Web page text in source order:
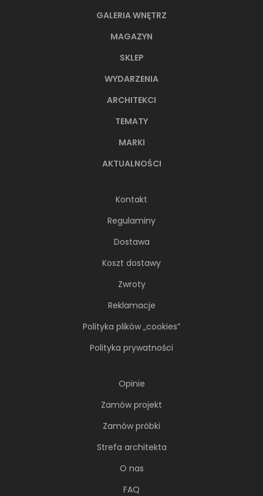
GALERIA WNĘTRZ
MAGAZYN
SKLEP
WYDARZENIA
ARCHITEKCI
TEMATY
MARKI
AKTUALNOŚCI
Kontakt
Regulaminy
Dostawa
Koszt dostawy
Zwroty
Reklamacje
Polityka plików „cookies”
Polityka prywatności
Opinie
Zamów projekt
Zamów próbki
Strefa architekta
O nas
FAQ